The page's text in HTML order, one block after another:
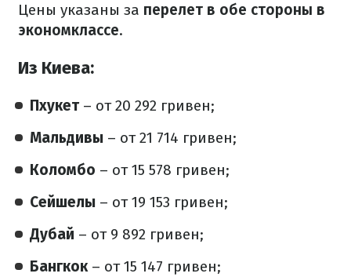
Цены указаны за перелет в обе стороны в
экономклассе.
Из Киева:
Пхукет – от 20 292 гривен;
Мальдивы – от 21 714 гривен;
Коломбо – от 15 578 гривен;
Сейшелы – от 19 153 гривен;
Дубай – от 9 892 гривен;
Бангкок – от 15 147 гривен;